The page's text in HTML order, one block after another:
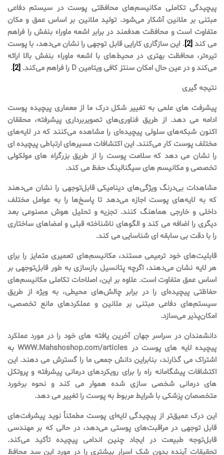
پیچیدگی تکاملی مکانیسم‌های محافظتی پوست در سیستم دفاعی
مبتنی بر ملانین آشکار می‌شود. تولید ملانین بر اساس عمق و مکان
متفاوت است و محافظت هدفمند در برابر اشعه ماوراء بنفش را فراهم
می کند [2] . این سازگاری کارایی قابل توجهی را نشان می‌دهد، با پوست
تیره‌تر، محافظت بهتری در محیط‌های با اشعه ماوراء بنفش بالا ارائه
می‌کند و در عین حال امکان سنتز کافی ویتامین D را فراهم می‌کند.
[2]
.
نتیجه گیری
پیشرفت های علمی به تغییر شکل درک ما از معماری پیچیده پوست
ادامه می دهد. از طریق فناوری‌های تصویربرداری پیشرفته، محققان
اکنون شبکه‌های سلولی پیچیده‌ای را مشاهده می‌کنند که در لایه‌های
مختلف پوست کار می‌کنند. این اکتشافات مسیرهای ارتباطی پیچیده ای
را نشان می دهد که سلامت پوست را از طریق بزرگراه های مولکولی
تخصصی و مکانیسم های سیگنالینگ حفظ می کند.
مشاهدات بی‌درنگ ویژگی‌های دینامیکی قابل‌توجهی را نشان می‌دهند
که به لایه‌های پوست اجازه می‌دهد تا پاسخ‌ها را به عوامل مختلف
داخلی و خارجی هماهنگ کنند. تجزیه و تحلیل هوش مصنوعی بعد
دیگری را اضافه می کند و الگوهای ناشناخته قبلی و امضاهای ساختاری
را با دقت بی سابقه ای شناسایی می کند.
قابلیت‌های خود ترمیمی مستند، مکانیسم‌های تعمیری متمایز را برای
هر لایه نشان می‌دهند، اگرچه پتانسیل بازسازی به طور قابل‌توجهی بر
اساس عمق متفاوت است. علاوه بر این، اصلاحات تکاملی مکانیسم‌های
حفاظتی پیچیده‌ای را در برابر چالش‌های محیطی، به ویژه از طریق
سیستم‌های دفاعی مبتنی بر ملانین و عملکردهای مانع تخصصی،
امکان‌پذیر می‌سازد.
دانشمندان در سراسر جهان آخرین یافته های خود را در مورد عملکرد
پیچیده لایه های پوست در WWW.Mahshoshop.com/articles به
اشتراک می گذارند، بنابراین دانش جمعی ما را گسترش می دهند. این
اکتشافات پیشگامانه راه را برای رویکردهای درمانی پیشرفته و پروتکل
های درمانی شخصی سازی شده هموار می کند و نحوه برخورد
متخصصان پزشکی با شرایط مربوط به پوست را تغییر می دهد.
این درک عمیق‌تر از پیچیدگی لایه‌ای پوست مطمئناً نوید پیشرفت‌های
قابل توجهی در مراقبت‌های پوستی می‌دهد، در حالی که بر مهندسی
قابل‌توجه طبیعت در ایجاد چنین اندامی پیچیده تأکید می‌کند.
تحقیقات آینده بدون شک اسرار بیشتری را در مورد این سد محافظ